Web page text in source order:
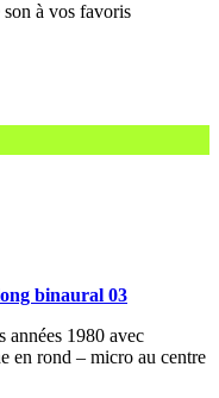
binaural 03
années 1980 avec
en rond – micro au centre